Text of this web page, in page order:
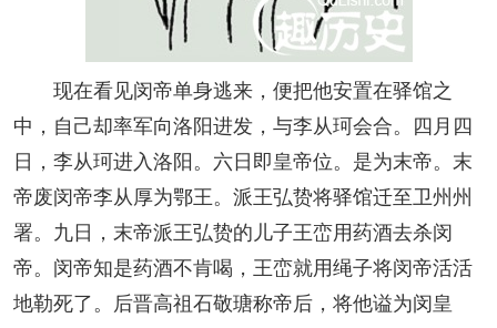
现在看见闵帝单身逃来，便把他安置在驿馆之
中，自己却率军向洛阳进发，与李从珂会合。四月四
日，李从珂进入洛阳。六日即皇帝位。是为末帝。末
帝废闵帝李从厚为鄂王。派王弘贽将驿馆迁至卫州州
署。九日，末帝派王弘贽的儿子王峦用药酒去杀闵
帝。闵帝知是药酒不肯喝，王峦就用绳子将闵帝活活
地勒死了。后晋高祖石敬瑭称帝后，将他谥为闵皇